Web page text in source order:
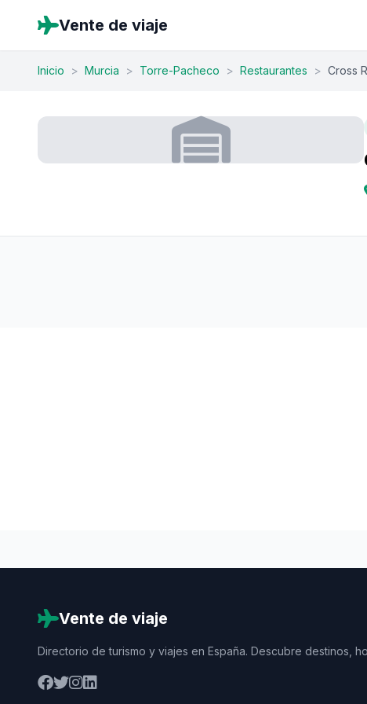
Vente de viaje
Inicio > Murcia > Torre-Pacheco > Restaurantes > Cross
Vente de viaje
Directorio de turismo y viajes en España. Descubre destinos,